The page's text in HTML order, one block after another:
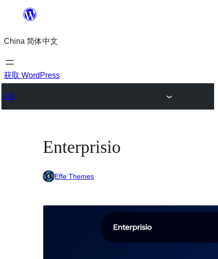
内
容
China 简体中文
获取 WordPress
主题
Enterprisio
Effe Themes